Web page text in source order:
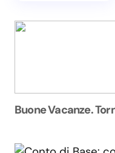
Buone Vacanze.